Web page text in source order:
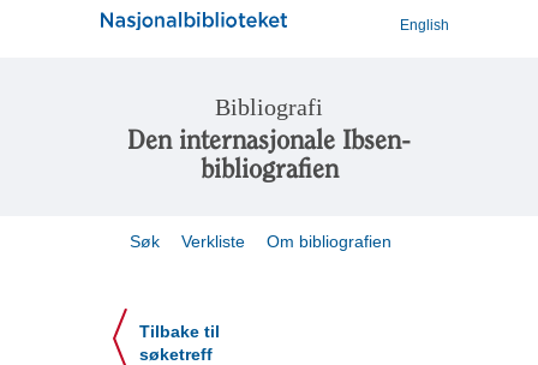
English
Bibliografi
Den internasjonale Ibsen-
bibliografien
Søk Verkliste Om bibliografien
Tilbake til
søketreff